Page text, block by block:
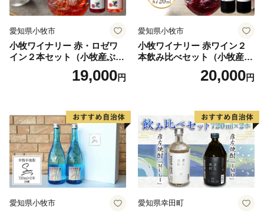
愛知県小牧市
小牧ワイナリー 赤・ロゼワ
イン２本セット（小牧産ぶど
19,000円
愛知県小牧市
小牧ワイナリー 赤ワイン２
本飲み比べセット（小牧産ぶ
どう100％使用）20,000円
愛知県小牧市 愛知県幸田町